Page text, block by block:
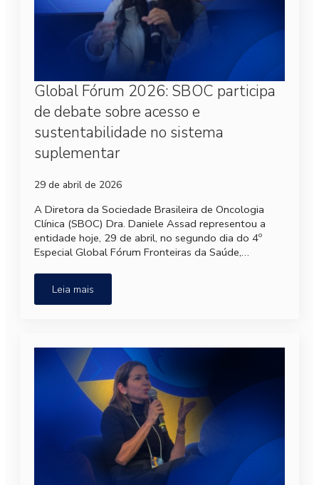
Global Fórum 2026: SBOC participa
de debate sobre acesso e
sustentabilidade no sistema
suplementar
29 de abril de 2026
A Diretora da Sociedade Brasileira de Oncologia
Clínica (SBOC) Dra. Daniele Assad representou a
entidade hoje, 29 de abril, no segundo dia do 4º
Especial Global Fórum Fronteiras da Saúde,…
Leia mais